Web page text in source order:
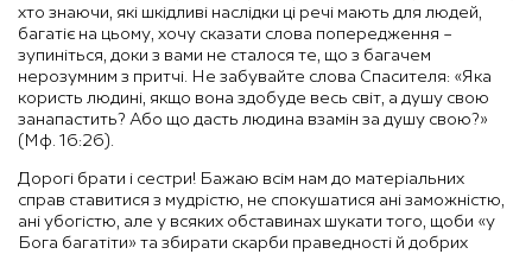
хто знаючи, які шкідливі наслідки ці речі мають для людей,
багатіє на цьому, хочу сказати слова попередження –
зупиніться, доки з вами не сталося те, що з багачем
нерозумним з притчі. Не забувайте слова Спасителя: «Яка
користь людині, якщо вона здобуде весь світ, а душу свою
занапастить? Або що дасть людина взамін за душу свою?»
(Мф. 16:26).
Дорогі брати і сестри! Бажаю всім нам до матеріальних
справ ставитися з мудрістю, не спокушатися ані заможністю,
ані убогістю, але у всяких обставинах шукати того, щоби «у
Бога багатіти» та збирати скарби праведності й добрих